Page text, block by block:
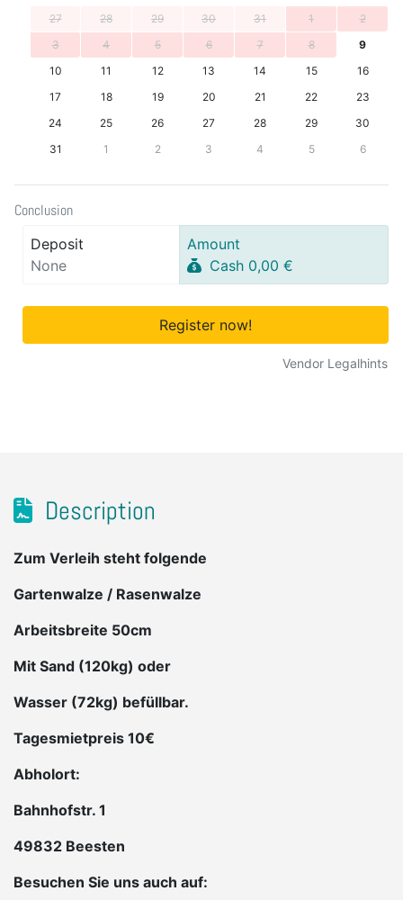
27
28 29 30 31 1
2
3
4 5 6 7 8
9
10
11 12 13 14 15
16
17
18 19 20 21 22
23
24
25 26 27 28 29
30
31
1 2 3 4 5 6
Conclusion
Deposit
None
Amount
Cash 0,00 €
Register now!
Vendor Legalhints
Description
Zum Verleih steht folgende
Gartenwalze / Rasenwalze
Arbeitsbreite 50cm
Mit Sand (120kg) oder
Wasser (72kg) befüllbar.
Tagesmietpreis 10€
Abholort:
Bahnhofstr. 1
49832 Beesten
Besuchen Sie uns auch auf: